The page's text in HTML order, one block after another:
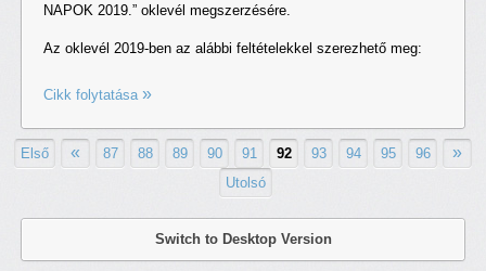
NAPOK 2019.” oklevél megszerzésére.
Az oklevél 2019-ben az alábbi feltételekkel szerezhető meg:
Cikk folytatása
Első « 87 88 89 90 91 92 93 94 95 96 »
Utolsó
Switch to Desktop Version